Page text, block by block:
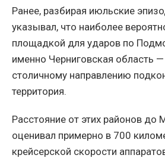
Ранее, разбирая июльские
указывал, что наиболее
площадкой для ударов по
именно Черниговская область
столичному направлению
территория.
Расстояние от этих районов до
оценивал примерно в 700
крейсерской скорости